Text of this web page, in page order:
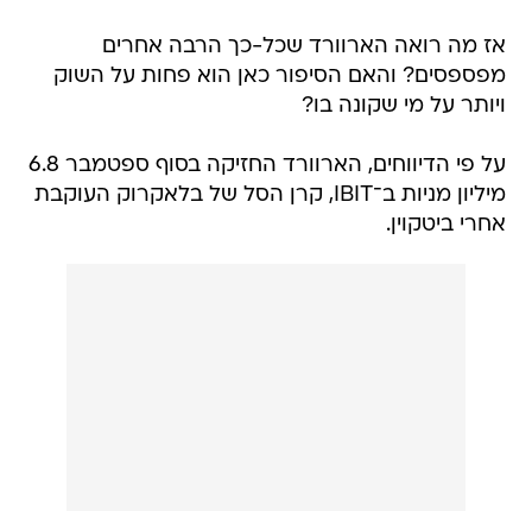
אז מה רואה הארוורד שכל-כך הרבה אחרים
מפספסים? והאם הסיפור כאן הוא פחות על השוק
ויותר על מי שקונה בו?
על פי הדיווחים, הארוורד החזיקה בסוף ספטמבר 6.8
מיליון מניות ב־IBIT, קרן הסל של בלאקרוק העוקבת
אחרי ביטקוין.